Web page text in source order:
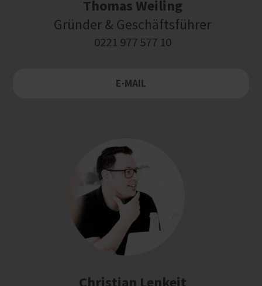
Thomas Weiling
Gründer & Geschäftsführer
0221 977 577 10
E-MAIL
Christian Lenkeit